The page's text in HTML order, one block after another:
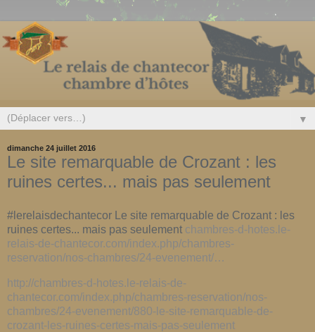
▼
dimanche 24 juillet 2016
Le site remarquable de Crozant : les
ruines certes... mais pas seulement
#lerelaisdechantecor Le site remarquable de Crozant : les
ruines certes... mais pas seulement chambres-d-hotes.le-
relais-de-chantecor.com/index.php/chambres-
reservation/nos-chambres/24-evenement/…
http://chambres-d-hotes.le-relais-de-
chantecor.com/index.php/chambres-reservation/nos-
chambres/24-evenement/880-le-site-remarquable-de-
crozant-les-ruines-certes-mais-pas-seulement